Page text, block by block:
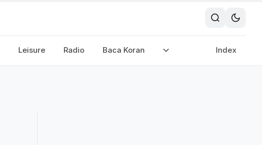
Leisure Radio Baca Koran Index